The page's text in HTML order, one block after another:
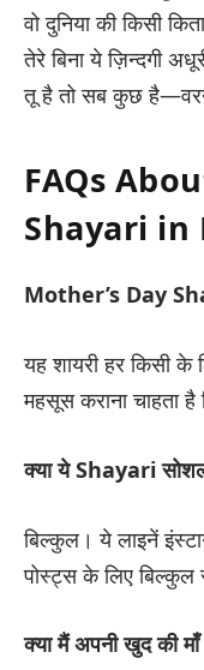
वो दुनिया की किसी
तेरे बिना ये ज़िन्दगी
तू है तो सब कुछ
FAQs
Shayari in
Mother’s Day
यह शायरी हर किसी के
महसूस कराना चाहता
क्या ये Shayari
बिल्कुल। ये लाइनें
पोस्ट्स के लिए बिल्कुल
क्या मैं अपनी खुद की